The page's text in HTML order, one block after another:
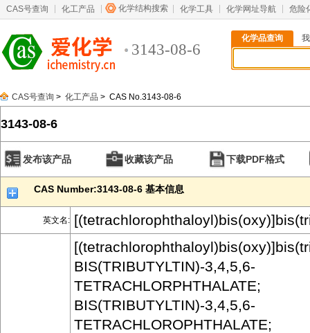
CAS号查询 化工产品 化学结构搜索 化学工具 化学网址导航 危险
3143-08-6
化学品查询
CAS号查询 > 化工产品 > CAS No.3143-08-6
3143-08-6
发布该产品 收藏该产品 下载PDF格式
CAS Number:3143-08-6 基本信息
英文名:
BIS(TRIBUTYLTIN)-3,4,5,6-
TETRACHLORPHTHALATE;
BIS(TRIBUTYLTIN)-3,4,5,6-
TETRACHLOROPHTHALATE;